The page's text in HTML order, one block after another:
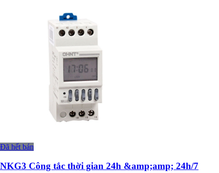
Đã hết bán
NKG3 Công tắc thời gian 24h &amp;amp; 24h/7